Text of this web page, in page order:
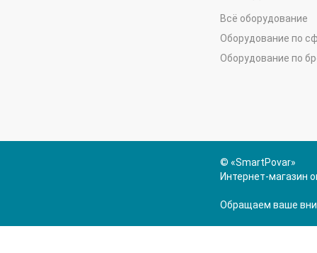
Всё оборудование
Оборудование по
Оборудование по
© «SmartPovar»
Интернет-магазин
Обращаем ваше